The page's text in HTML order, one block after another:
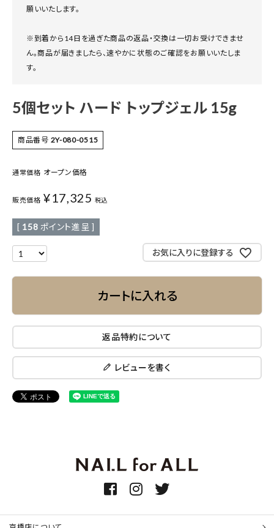
願いいたします。
※到着から14日を過ぎた商品の返品・交換は一切お受けできませ
ん。商品が届きましたら、速やかに状態のご確認をお願いいたしま
す。
5個セット ハード トップジェル 15g
商品番号 2Y-080-0515
通常価格 オープン価格
販売価格 ¥17,325 税込
[ 158 ポイント進呈 ]
お気に入りに登録する
カートに入れる
返品特約について
レビューを書く